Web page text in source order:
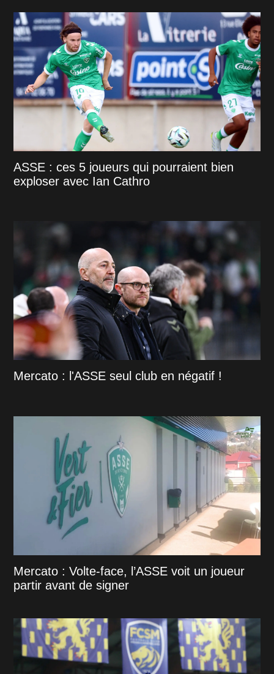
ASSE : ces 5 joueurs qui pourraient bien
exploser avec Ian Cathro
Mercato : l'ASSE seul club en négatif !
Mercato : Volte-face, l’ASSE voit un joueur
partir avant de signer